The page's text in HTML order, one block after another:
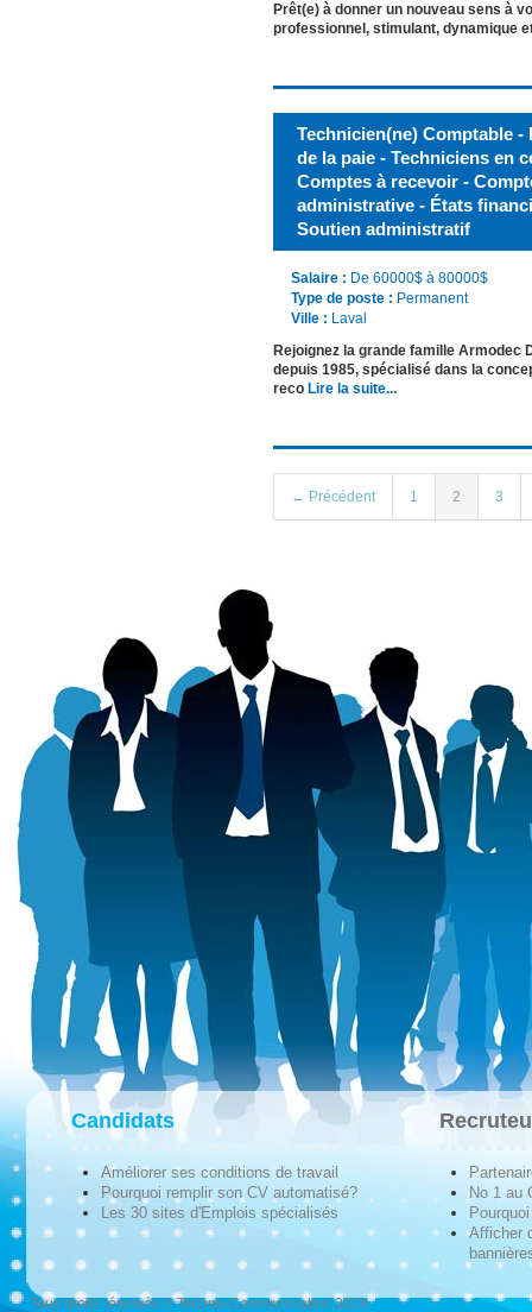
Prêt(e) à donner un nouveau sens à
professionnel, stimulant, dynamique
Technicien(ne) Comptable
de la paie - Techniciens en
Comptes à recevoir -
administrative - États
Soutien administratif
Salaire : De 60000$ à 80000$
Type de poste : Permanent
Ville : Laval
Rejoignez la grande famille Armodec
depuis 1985, spécialisé dans la
reco Lire la suite...
← Précédent 1 2 3
Candidats
Améliorer ses conditions de travail
Pourquoi remplir son CV automatisé?
Les 30 sites d'Emplois spécialisés
No 1 au
Afficher
Tous droits réservés © Techno-Communication 2026